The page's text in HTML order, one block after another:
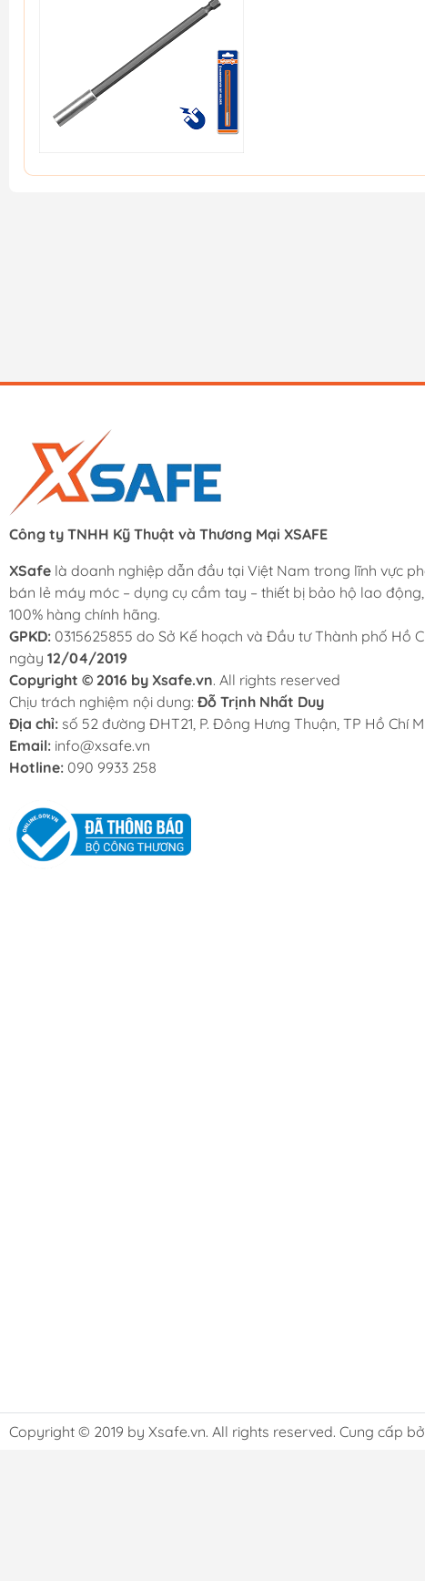
Công ty TNHH Kỹ Thuật và Thương Mại XSAFE
XSafe là doanh nghiệp dẫn đầu tại Việt Nam trong lĩnh vực
bán lẻ máy móc – dụng cụ cầm tay – thiết bị bảo hộ lao
100% hàng chính hãng.
GPKD: 0315625855 do Sở Kế hoạch và Đầu tư Thành phố Hồ
ngày 12/04/2019
Copyright © 2016 by Xsafe.vn. All rights reserved
Chịu trách nghiệm nội dung: Đỗ Trịnh Nhất Duy
Địa chỉ: số 52 đường ĐHT21, P. Đông Hưng Thuận, TP Hồ Chí
Email: info@xsafe.vn
Hotline: 090 9933 258
Copyright © 2019 by Xsafe.vn. All rights reserved. Cung cấp